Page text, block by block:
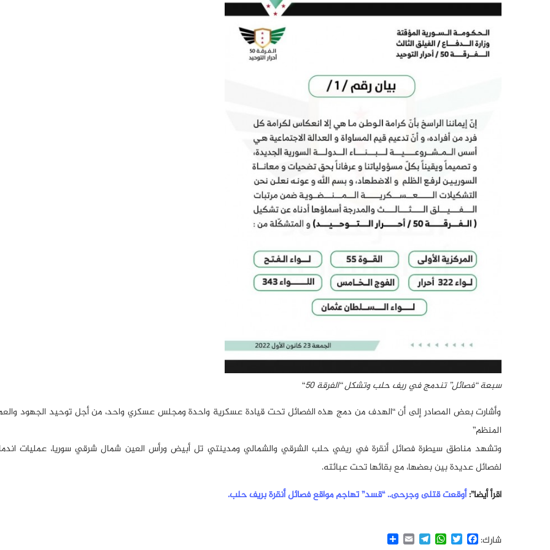
سبعة “فصائل” تندمج في ريف حلب وتشكل “الفرقة 50 “
وأشارت بعض المصادر إلى أن “الهدف من دمج هذه الفصائل تحت قيادة عسكرية واحدة ومجلس عسكري واحد، من أجل توحيد الجهود
المنظم”
وتشهد مناطق سيطرة فصائل أنقرة في ريفي حلب الشرقي والشمالي ومدينتي تل أبيض ورأس العين شمال شرقي سوريا، عمليات
لفصائل عديدة بين بعضها، مع بقائها تحت عبائته.
اقرأ أيضا”:أوقعت قتلى وجرحى.. “قسد” تهاجم مواقع فصائل أنقرة بريف حلب.
شارك: Facebook
Twitter
WhatsApp
Telegram
Email